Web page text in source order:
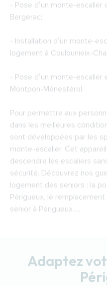
- Pose d’un monte-
Bergerac;
- Installation d’un monte-
logement à Coulounieix-
- Pose d’un monte-escalier
Montpon-Ménestérol.
Pour permettre aux
dans les meilleures
sont développées par les
monte-escalier. Cet
descendre les escaliers
sécurité. Découvrez nos
logement des seniors : la
Périgueux, le
senior à Périgueux…
Adaptez